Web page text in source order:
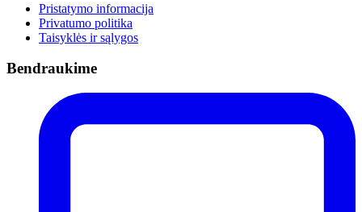
Pristatymo informacija
Privatumo politika
Taisyklės ir sąlygos
Bendraukime